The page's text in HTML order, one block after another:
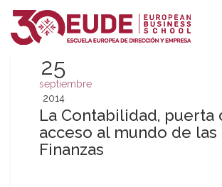
25
septiembre
2014
La Contabilidad, puerta
acceso al mundo de las
Finanzas